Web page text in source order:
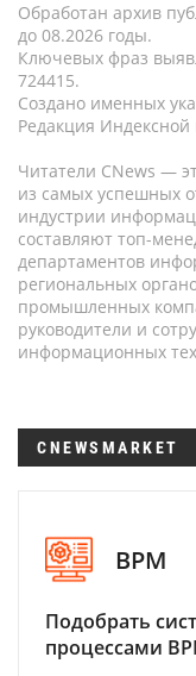
Обработан архив
до 08.2026 годы.
Ключевых фраз
724415.
Создано именных
Редакция Индексной
Читатели CNews —
из самых успешных
индустрии
составляют топ-
департаментов
региональных
промышленных
руководители и
информационных
CNEWSMARKET
BPM
Подобрать
процессами